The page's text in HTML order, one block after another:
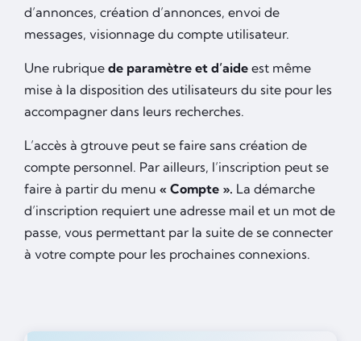
d’annonces, création d’annonces, envoi de
messages, visionnage du compte utilisateur.
Une rubrique de paramètre et d’aide est même
mise à la disposition des utilisateurs du site pour les
accompagner dans leurs recherches.
L’accès à gtrouve peut se faire sans création de
compte personnel. Par ailleurs, l’inscription peut se
faire à partir du menu « Compte ». La démarche
d’inscription requiert une adresse mail et un mot de
passe, vous permettant par la suite de se connecter
à votre compte pour les prochaines connexions.